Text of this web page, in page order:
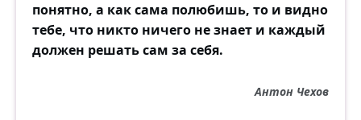
понятно, а как сама полюбишь, то и видно
тебе, что никто ничего не знает и каждый
должен решать сам за себя.
Антон Чехов